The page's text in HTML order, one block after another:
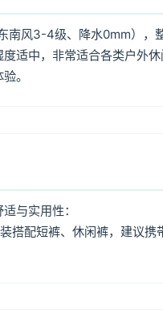
风3-4级、降水0mm），
适中，非常适合各类户外
。
与实用性：
搭配短裤、休闲裤，建议携